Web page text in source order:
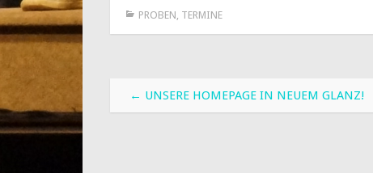
PROBEN, TERMINE
Beitragsnavigation
← UNSERE HOMEPAGE IN NEUEM GLANZ!